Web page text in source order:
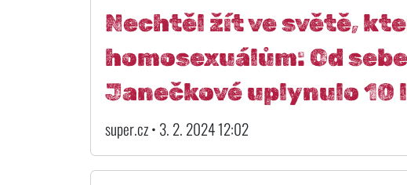
Nechtěl žít ve světě,
homosexuálům: Od
Janečkové uplynulo 10
super.cz • 3. 2. 2024 12:02